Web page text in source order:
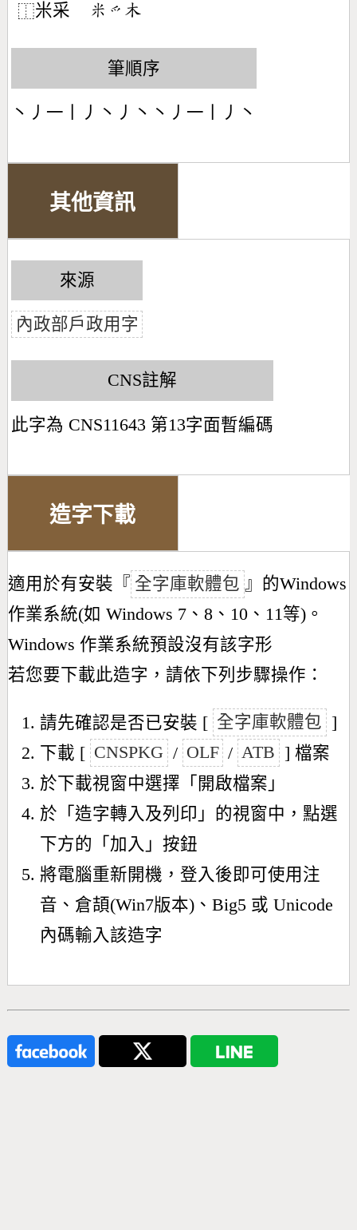
⿰米采 󶆔󶃩󶂷
筆順序
丶丿一丨丿丶丿丶丶丿一丨丿丶
其他資訊
來源
內政部戶政用字
CNS註解
此字為 CNS11643 第13字面暫編碼
造字下載
適用於有安裝『 全字庫軟體包 』的Windows
作業系統(如 Windows 7、8、10、11等)。
Windows 作業系統預設沒有該字形
若您要下載此造字，請依下列步驟操作：
請先確認是否已安裝 [ 全字庫軟體包 ]
下載 [ CNSPKG / OLF / ATB ] 檔案
於下載視窗中選擇「開啟檔案」
於「造字轉入及列印」的視窗中，點選
下方的「加入」按鈕
將電腦重新開機，登入後即可使用注
音、倉頡(Win7版本)、Big5 或 Unicode
內碼輸入該造字